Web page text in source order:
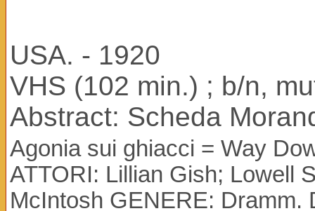
USA. - 1920
VHS (102 min.) ; b/n,
Abstract: Scheda
Agonia sui ghiacci = Way
ATTORI: Lillian Gish; Lowell
McIntosh GENERE: Dramm.